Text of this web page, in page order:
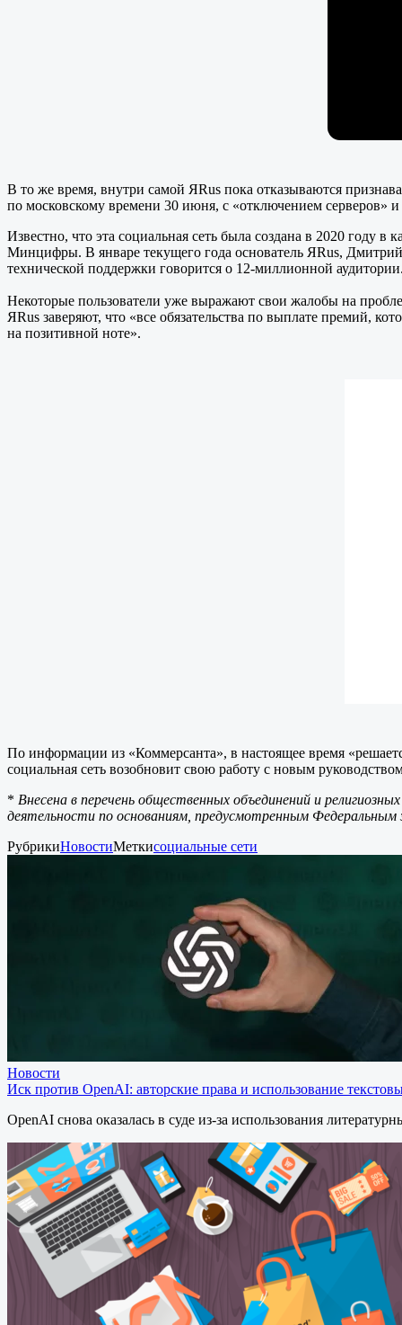
В то же время, внутри самой ЯRus пока отказываются
по московскому времени 30 июня, с «отключением серверов»
Известно, что эта социальная сеть была создана в 2020 году
Минцифры. В январе текущего года основатель ЯRus,
технической поддержки говорится о 12-миллионной
Некоторые пользователи уже выражают свои жалобы на
ЯRus заверяют, что «все обязательства по выплате премий,
на позитивной ноте».
По информации из «Коммерсанта», в настоящее время
социальная сеть возобновит свою работу с новым
* Внесена в перечень общественных объединений и
деятельности по основаниям, предусмотренным
РубрикиНовостиМеткисоциальные сети
Новости
Иск против OpenAI: авторские права и использование
OpenAI снова оказалась в суде из-за использования